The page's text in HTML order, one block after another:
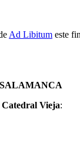
Ad Libitum este
Catedral Vieja: